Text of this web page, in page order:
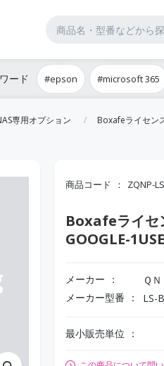
ード #epson #microsoft 365
専用オプション Boxafeライセン
商品コード ZQNP-
Boxafeライセ
GOOGLE-
メーカー Ｑ
メーカー型番 LS-
最小販売単位